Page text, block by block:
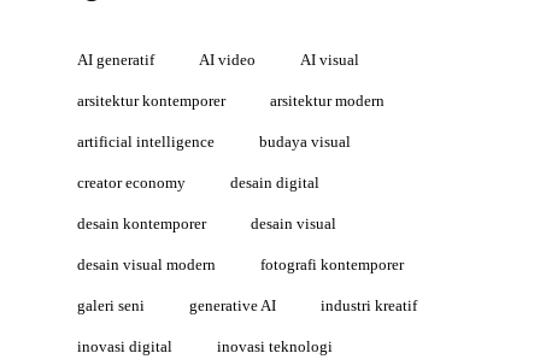
AI generatif AI video AI visual
arsitektur kontemporer arsitektur modern
artificial intelligence budaya visual
creator economy desain digital
desain kontemporer desain visual
desain visual modern fotografi kontemporer
galeri seni generative AI industri kreatif
inovasi digital inovasi teknologi